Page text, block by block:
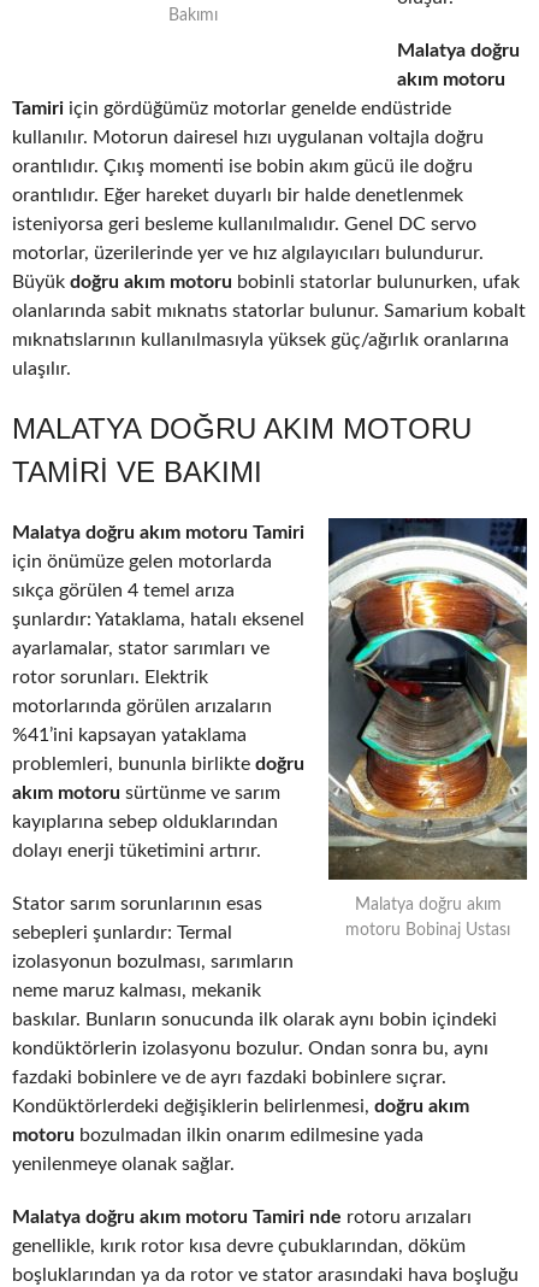
Bakımı
Malatya doğru
akım motoru
Tamiri için gördüğümüz motorlar genelde endüstride
kullanılır. Motorun dairesel hızı uygulanan voltajla doğru
orantılıdır. Çıkış momenti ise bobin akım gücü ile doğru
orantılıdır. Eğer hareket duyarlı bir halde denetlenmek
isteniyorsa geri besleme kullanılmalıdır. Genel DC servo
motorlar, üzerilerinde yer ve hız algılayıcıları bulundurur.
Büyük doğru akım motoru bobinli statorlar bulunurken, ufak
olanlarında sabit mıknatıs statorlar bulunur. Samarium kobalt
mıknatıslarının kullanılmasıyla yüksek güç/ağırlık oranlarına
ulaşılır.
MALATYA DOĞRU AKIM MOTORU
TAMIRI VE BAKIMI
Malatya doğru akım
motoru Bobinaj Ustası
Malatya doğru akım motoru Tamiri
için önümüze gelen motorlarda
sıkça görülen 4 temel arıza
şunlardır: Yataklama, hatalı eksenel
ayarlamalar, stator sarımları ve
rotor sorunları. Elektrik
motorlarında görülen arızaların
%41’ini kapsayan yataklama
problemleri, bununla birlikte doğru
akım motoru sürtünme ve sarım
kayıplarına sebep olduklarından
dolayı enerji tüketimini artırır.
Stator sarım sorunlarının esas
sebepleri şunlardır: Termal
izolasyonun bozulması, sarımların
neme maruz kalması, mekanik
baskılar. Bunların sonucunda ilk olarak aynı bobin içindeki
kondüktörlerin izolasyonu bozulur. Ondan sonra bu, aynı
fazdaki bobinlere ve de ayrı fazdaki bobinlere sıçrar.
Kondüktörlerdeki değişiklerin belirlenmesi, doğru akım
motoru bozulmadan ilkin onarım edilmesine yada
yenilenmeye olanak sağlar.
Malatya doğru akım motoru Tamiri nde rotoru arızaları
genellikle, kırık rotor kısa devre çubuklarından, döküm
boşluklarından ya da rotor ve stator arasındaki hava boşluğu